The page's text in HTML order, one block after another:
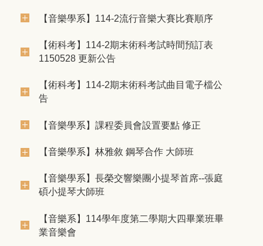
【音樂學系】114-2流行音樂大賽比賽順序
【術科考】114-2期末術科考試時間預訂表
1150528 更新公告
【術科考】114-2期末術科考試曲目電子檔公
告
【音樂學系】課程委員會設置要點 修正
【音樂學系】林雅敘 鋼琴合作 大師班
【音樂學系】長榮交響樂團小提琴首席--張庭
碩小提琴大師班
【音樂系】114學年度第二學期大四畢業班畢
業音樂會